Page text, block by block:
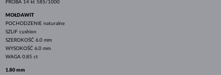
PRÓBA 14 kt 585/1000
MOŁDAWIT
POCHODZENIE naturalne
SZLIF cushion
SZEROKOŚĆ 6.0 mm
WYSOKOŚĆ 6.0 mm
WAGA 0.85 ct
1.80 mm